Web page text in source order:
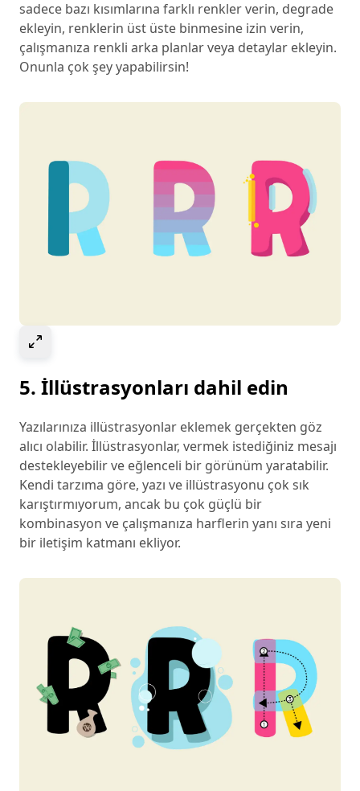
sadece bazı kısımlarına farklı renkler verin, degrade
ekleyin, renklerin üst üste binmesine izin verin,
çalışmanıza renkli arka planlar veya detaylar ekleyin.
Onunla çok şey yapabilirsin!
5. İllüstrasyonları dahil edin
Yazılarınıza illüstrasyonlar eklemek gerçekten göz
alıcı olabilir. İllüstrasyonlar, vermek istediğiniz mesajı
destekleyebilir ve eğlenceli bir görünüm yaratabilir.
Kendi tarzıma göre, yazı ve illüstrasyonu çok sık
karıştırmıyorum, ancak bu çok güçlü bir
kombinasyon ve çalışmanıza harflerin yanı sıra yeni
bir iletişim katmanı ekliyor.